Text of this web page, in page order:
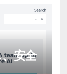
安全